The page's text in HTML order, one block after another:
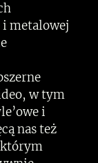
metalowej
w tym
i
nas też